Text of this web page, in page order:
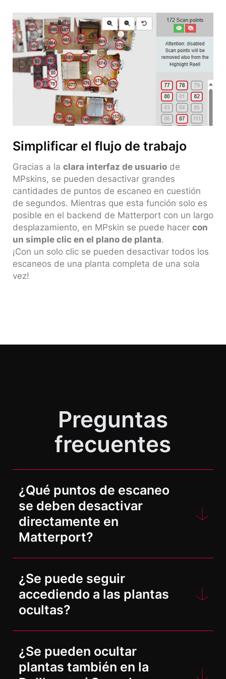
Simplificar el flujo de trabajo
Gracias a la clara interfaz de usuariode
MPskins, se pueden desactivar grandes
cantidades de puntos de escaneo en cuestión
de segundos. Mientras que esta función solo es
posible en el backend de Matterport con un largo
desplazamiento, en MPskin se puede hacer con
un simple clic en el plano de planta.
¡Con un solo clic se pueden desactivar todos los
escaneos de una planta completa de una sola
vez!
Preguntas
frecuentes
¿Qué puntos de escaneo
se deben desactivar
directamente en
Matterport?
En principio, se recomienda
desactivar directamente en
Matterport los puntos de escaneo
que realmente ya no se necesiten.
Esto afecta principalmente a los
«escaneos técnicos» (escaneos
realizados para mejorar el mallado)
o a los escaneos que están muy
¿Se puede seguir
accediendo a las plantas
ocultas?
Depende: si has desactivado
también todos los puntos de
escaneo de la planta, ya no se
¿Se pueden ocultar
plantas también en la